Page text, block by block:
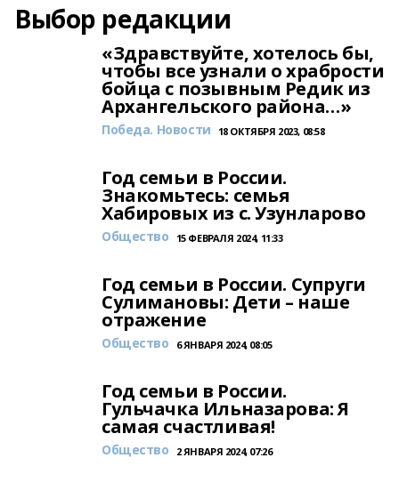
Выбор редакции
«Здравствуйте, хотелось бы,
чтобы все узнали о храбрости
бойца с позывным Редик из
Архангельского района…»
Победа. Новости 18 ОКТЯБРЯ 2023, 08:58
Год семьи в России.
Знакомьтесь: семья
Хабировых из с. Узунларово
Общество 15 ФЕВРАЛЯ 2024, 11:33
Год семьи в России. Супруги
Сулимановы: Дети – наше
отражение
Общество 6 ЯНВАРЯ 2024, 08:05
Год семьи в России.
Гульчачка Ильназарова: Я
самая счастливая!
Общество 2 ЯНВАРЯ 2024, 07:26